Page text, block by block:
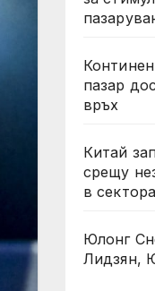
пазар
връх
Китай
срещу
в
Юлонг
Лидзян,